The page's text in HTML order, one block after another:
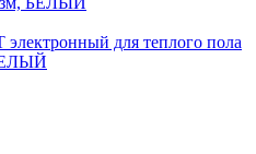
для теплого пола